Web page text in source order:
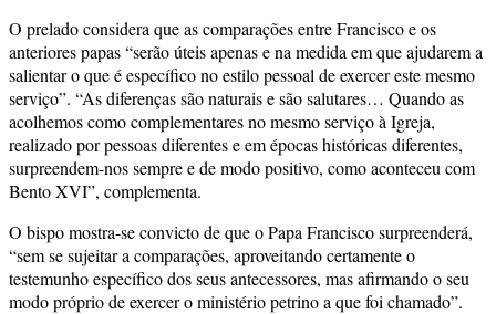
O prelado considera que as comparações entre Francisco e os
anteriores papas “serão úteis apenas e na medida em que ajudarem a
salientar o que é específico no estilo pessoal de exercer este mesmo
serviço”. “As diferenças são naturais e são salutares… Quando as
acolhemos como complementares no mesmo serviço à Igreja,
realizado por pessoas diferentes e em épocas históricas diferentes,
surpreendem-nos sempre e de modo positivo, como aconteceu com
Bento XVI”, complementa.
O bispo mostra-se convicto de que o Papa Francisco surpreenderá,
“sem se sujeitar a comparações, aproveitando certamente o
testemunho específico dos seus antecessores, mas afirmando o seu
modo próprio de exercer o ministério petrino a que foi chamado”.